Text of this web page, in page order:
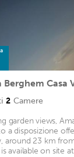
2 Camere
garden views,
a disposizione
around 23 km
available on site